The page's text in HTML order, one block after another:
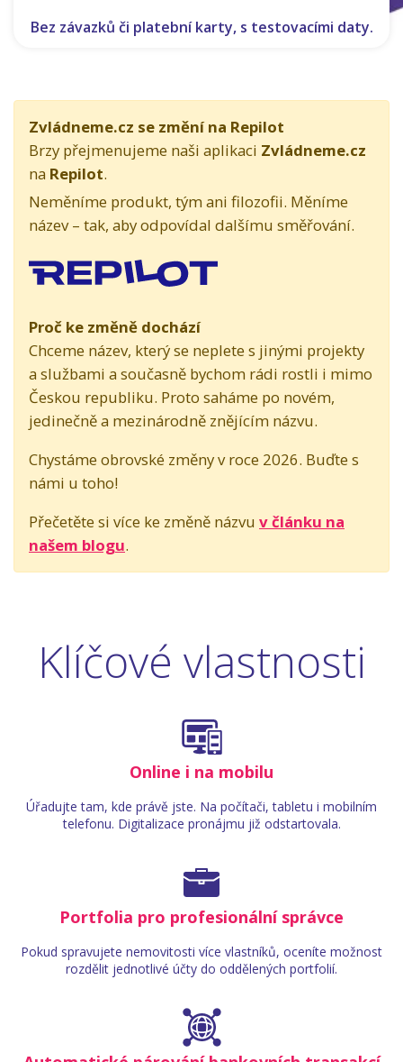
Potvrzením vyjadřujete souhlas sPodmínkami použití
a berete na
vědomíZásady ochrany osobních údajů.
Bez závazků či platební karty, s testovacími daty.
Zvládneme.cz se změní na Repilot
Brzy přejmenujeme naši aplikaci Zvládneme.cz
na Repilot.
Neměníme produkt, tým ani filozofii. Měníme
název – tak, aby odpovídal dalšímu směřování.
Proč ke změně dochází
Chceme název, který se neplete s jinými projekty
a službami a současně bychom rádi rostli i mimo
Českou republiku. Proto saháme po novém,
jedinečně a mezinárodně znějícím názvu.
Chystáme obrovské změny v roce 2026. Buďte s
námi u toho!
Přečetěte si více ke změně názvu v článku na
našem blogu.
Klíčové vlastnosti
Online i na mobilu
Úřadujte tam, kde právě jste. Na počítači, tabletu i mobilním
telefonu. Digitalizace pronájmu již odstartovala.
Portfolia pro profesionální správce
Pokud spravujete nemovitosti více vlastníků, oceníte možnost
rozdělit jednotlivé účty do oddělených portfolií.